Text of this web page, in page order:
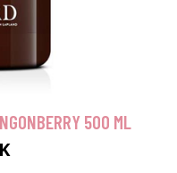
500 ML